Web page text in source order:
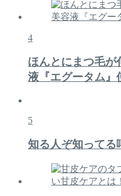
4
ほんとにまつ毛が
液『エグータム』
5
知る人ぞ知ってる